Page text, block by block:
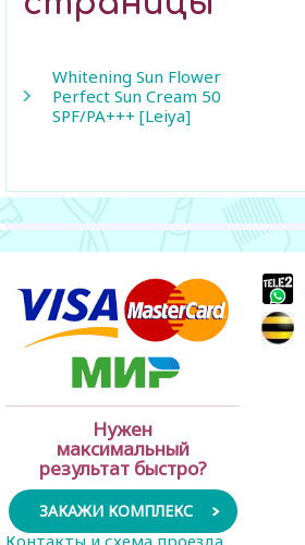
Whitening Sun Flower
Perfect Sun Cream 50
SPF/PA+++ [Leiya]
Нужен
максимальный
результат быстро?
ЗАКАЖИ КОМПЛЕКС
Контакты и схема проезда